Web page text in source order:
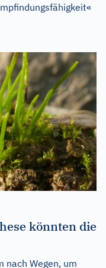
könnten die
nach Wegen, um